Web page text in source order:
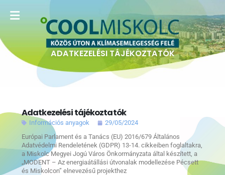
ADATKEZELÉSI TÁJÉKOZTATÓK
Adatkezelési tájékoztatók
Információs anyagok
29/05/2024
Európai Parlament és a Tanács (EU) 2016/679 Általános
Adatvédelmi Rendeletének (GDPR) 13-14. cikkeiben foglaltakra,
a Miskolc Megyei Jogú Város Önkormányzata által készített, a
„MODENT – Az energiaátállási útvonalak modellezése Pécsett
és Miskolcon” elnevezésű projekthez